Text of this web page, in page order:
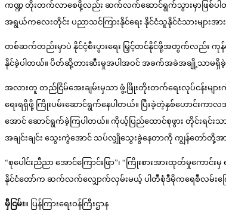
ကဏ္ဍ တိုးတက်လာစေဖို့လည်း ဆက်လက်ဆောင်ရွက်သွားမှာဖြစ်ပါတ
အရွယ်ကလေးတိုင်း ပညာသင်ကြားနိုင်ရေး နိုင်ငံသူနိုင်ငံသားများအာ
တစ်ဆက်တည်းမှာပဲ နိုင်ငံ့စီးပွားရေး မြှင့်တင်နိုင်ဖို့အတွက်လည်း
နိုင်ခဲ့ပါတယ်။ ပိတ်ဆို့တားဆီးမှုအပါအဝင် အခက်အခဲအချို့သာမရှိခဲ့
အလားတူ တည်ငြိမ်အေးချမ်းမှသာ ဖွံ့ဖြိုးတိုးတက်ရေးလုပ်ငန်းမ
ရေးရရှိဖို့ ကြိုးပမ်းဆောင်ရွက်နေပါတယ်။ ပြီးခဲ့တဲ့နှစ်ဟောင်
အောင် ဆောင်ရွက်ခဲ့ကြပါတယ်။ ကိုယ့်ပြည်ထောင်စုဖွား တိုင်းရင်း
အချင်းချင်း သွေးကွဲအောင် သပ်လျှိုသွေးခွဲနေတာကို ကျွန်တော်
“စုပေါင်းညီညာ အောင်ကြောင်းဖြာ”၊ “ကြိုးစားအားထုတ်မှုက
နိုင်ငံတော်က ဆက်လက်လျှောက်လှမ်းမယ့် ပါတီစုံဒီမိုကရေစီလမ်းကြောင်
မှီငြမ်း။ ပြန်ကြားရေးဝန်ကြီးဌာန